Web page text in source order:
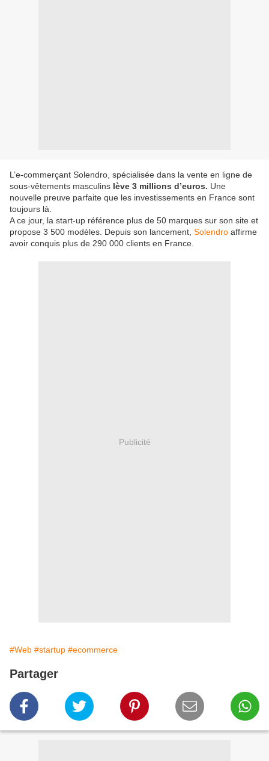
L’e-commerçant Solendro, spécialisée dans la vente en ligne de
sous-vêtements masculins lève 3 millions d’euros. Une
nouvelle preuve parfaite que les investissements en France sont
toujours là.
A ce jour, la start-up référence plus de 50 marques sur son site et
propose 3 500 modèles. Depuis son lancement, Solendro affirme
avoir conquis plus de 290 000 clients en France.
Publicité
#Web #startup #ecommerce
Partager